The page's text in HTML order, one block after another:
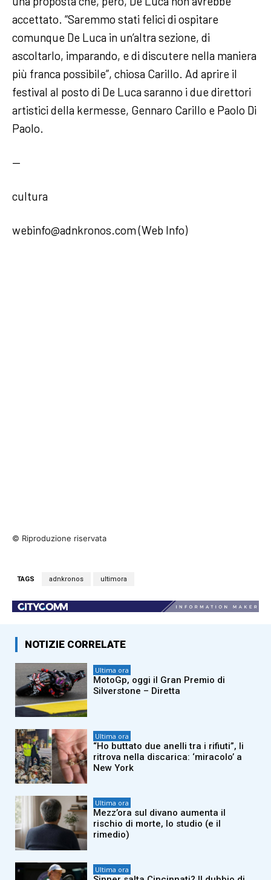
accettato. “Saremmo stati felici di ospitare
comunque De Luca in un’altra sezione, di
ascoltarlo, imparando, e di discutere nella maniera
più franca possibile”, chiosa Carillo. Ad aprire il
festival al posto di De Luca saranno i due direttori
artistici della kermesse, Gennaro Carillo e Paolo Di
Paolo.
—
cultura
webinfo@adnkronos.com (Web Info)
© Riproduzione riservata
TAGS adnkronos ultimora
NOTIZIE CORRELATE
Ultima ora
MotoGp, oggi il Gran Premio di
Silverstone – Diretta
Ultima ora
“Ho buttato due anelli tra i rifiuti”, li
ritrova nella discarica: ‘miracolo’ a
New York
Ultima ora
Mezz’ora sul divano aumenta il
rischio di morte, lo studio (e il
rimedio)
Ultima ora